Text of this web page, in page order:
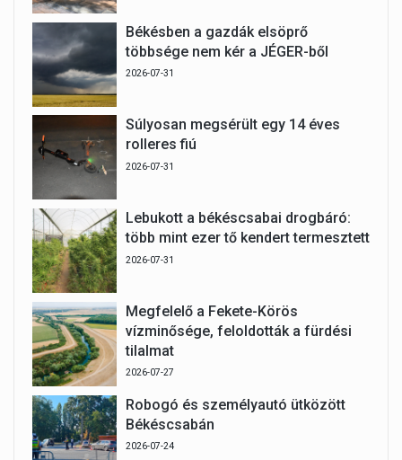
Békésben a gazdák elsöprő
többsége nem kér a JÉGER-ből
2026-07-31
Súlyosan megsérült egy 14 éves
rolleres fiú
2026-07-31
Lebukott a békéscsabai drogbáró:
több mint ezer tő kendert termesztett
2026-07-31
Megfelelő a Fekete-Körös
vízminősége, feloldották a fürdési
tilalmat
2026-07-27
Robogó és személyautó ütközött
Békéscsabán
2026-07-24